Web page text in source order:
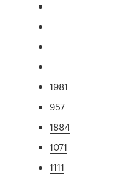
1981
957
1884
1071
1111